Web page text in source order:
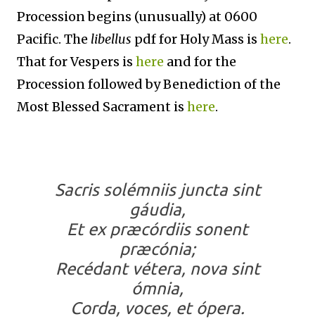
Procession begins (unusually) at 0600
Pacific. The libellus pdf for Holy Mass is here.
That for Vespers is here and for the
Procession followed by Benediction of the
Most Blessed Sacrament is here.
Sacris solémniis juncta sint
gáudia,
Et ex præcórdiis sonent
præcónia;
Recédant vétera, nova sint
ómnia,
Corda, voces, et ópera.